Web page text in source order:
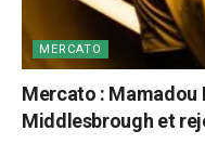
MERCATO
Mercato : Mamadou
Middlesbrough et